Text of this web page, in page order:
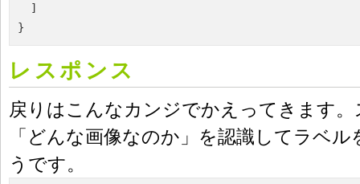
  ]
レスポンス
戻りはこんなカンジでかえってきます
「どんな画像なのか」を認識してラベ
うです。